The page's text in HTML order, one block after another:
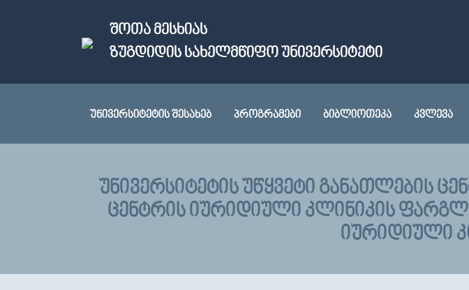
ᲨᲝᲗᲐ ᲛᲔᲡᲮᲘᲐᲡ
ᲖᲣᲒᲓᲘᲓᲘᲡ ᲡᲐᲮᲔᲚᲛᲬᲘᲤᲝ ᲣᲜᲘᲕᲔᲠᲡᲘᲢᲔᲢᲘ
ᲣᲜᲘᲕᲔᲠᲡᲘᲢᲔᲢᲘᲡ ᲨᲔᲡᲐᲮᲔᲑ ᲞᲠᲝᲒᲠᲐᲛᲔᲑᲘ ᲑᲘᲑᲚᲘᲝᲗᲔᲙᲐ ᲙᲕᲚᲔᲕᲐ
ᲣᲜᲘᲕᲔᲠᲡᲘᲢᲔᲢᲘᲡ ᲣᲬᲧᲕᲔᲢᲘ ᲒᲐᲜᲐᲗᲚᲔᲑᲘᲡ
ᲪᲔᲜᲢᲠᲘᲡ ᲘᲣᲠᲘᲓᲘᲣᲚᲘ ᲙᲚᲘᲜᲘᲙᲘᲡ
ᲘᲣᲠᲘᲓᲘᲣᲚᲘ